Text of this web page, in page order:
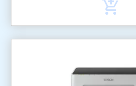
add_shopping_cart